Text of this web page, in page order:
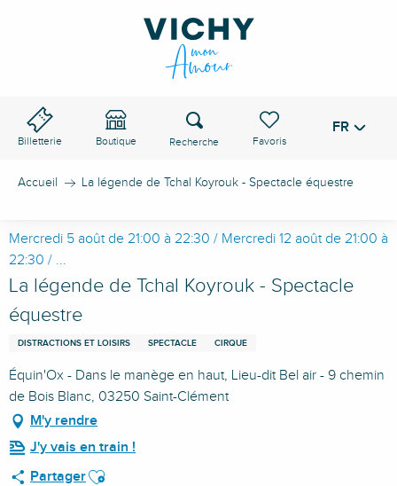
Billetterie Boutique
Voir les favoris
Recherche FR
Accueil La légende de Tchal Koyrouk - Spectacle équestre
Mercredi 5 août de 21:00 à 22:30 / Mercredi 12 août de 21:00 à
22:30 / ...
La légende de Tchal Koyrouk - Spectacle
équestre
DISTRACTIONS ET LOISIRS SPECTACLE CIRQUE
Équin'Ox - Dans le manège en haut, Lieu-dit Bel air - 9 chemin
de Bois Blanc, 03250 Saint-Clément
M'y rendre
J'y vais en train !
PartagerAjouter aux favoris